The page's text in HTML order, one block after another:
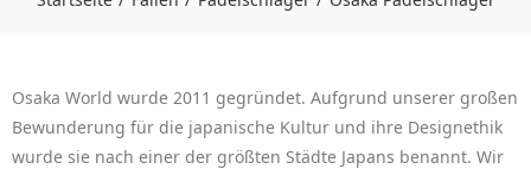
Osaka World wurde 2011 gegründet. Aufgrund unserer großen
Bewunderung für die japanische Kultur und ihre Designethik
wurde sie nach einer der größten Städte Japans benannt. Wir